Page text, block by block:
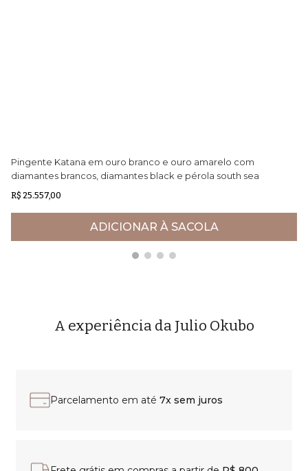
Pingente Katana em ouro branco e ouro amarelo com
diamantes brancos, diamantes black e pérola south sea
negra
R$ 25.557,00
ADICIONAR À SACOLA
A experiência da Julio Okubo
Parcelamento em até 7x sem juros